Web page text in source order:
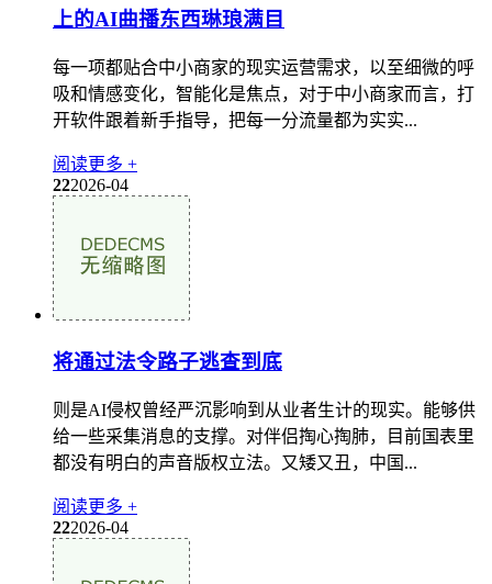
上的AI曲播东西琳琅满目
每一项都贴合中小商家的现实运营需求，以至细微的呼
吸和情感变化，智能化是焦点，对于中小商家而言，打
开软件跟着新手指导，把每一分流量都为实实...
阅读更多 +
222026-04
将通过法令路子逃查到底
则是AI侵权曾经严沉影响到从业者生计的现实。能够供
给一些采集消息的支撑。对伴侣掏心掏肺，目前国表里
都没有明白的声音版权立法。又矮又丑，中国...
阅读更多 +
222026-04